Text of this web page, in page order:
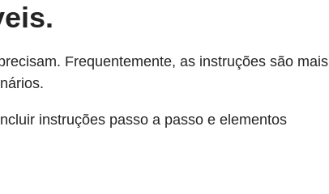
Frequentemente, as instruções são mais
instruções passo a passo e elementos